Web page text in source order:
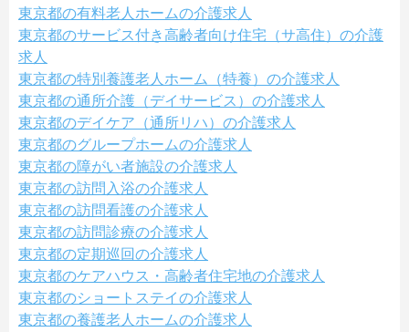
東京都の有料老人ホームの介護求人
東京都のサービス付き高齢者向け住宅（サ高住）の介護
求人
東京都の特別養護老人ホーム（特養）の介護求人
東京都の通所介護（デイサービス）の介護求人
東京都のデイケア（通所リハ）の介護求人
東京都のグループホームの介護求人
東京都の障がい者施設の介護求人
東京都の訪問入浴の介護求人
東京都の訪問看護の介護求人
東京都の訪問診療の介護求人
東京都の定期巡回の介護求人
東京都のケアハウス・高齢者住宅地の介護求人
東京都のショートステイの介護求人
東京都の養護老人ホームの介護求人